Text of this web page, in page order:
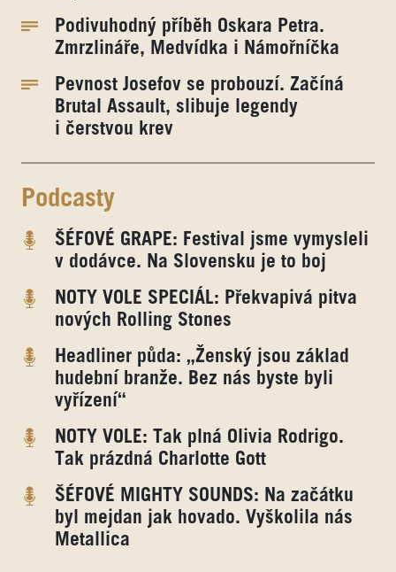
Podivuhodný příběh Oskara Petra.
Zmrzlináře, Medvídka i Námořníčka
Pevnost Josefov se probouzí. Začíná
Brutal Assault, slibuje legendy
i čerstvou krev
Podcasty
ŠÉFOVÉ GRAPE: Festival jsme vymysleli
v dodávce. Na Slovensku je to boj
NOTY VOLE SPECIÁL: Překvapivá pitva
nových Rolling Stones
Headliner půda: „Ženský jsou základ
hudební branže. Bez nás byste byli
vyřízení“
NOTY VOLE: Tak plná Olivia Rodrigo.
Tak prázdná Charlotte Gott
ŠÉFOVÉ MIGHTY SOUNDS: Na začátku
byl mejdan jak hovado. Vyškolila nás
Metallica